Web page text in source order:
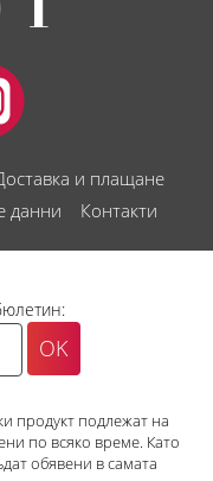
и плащане
данни
Контакти
продукт подлежат на
по всяко време. Като
обявени в самата